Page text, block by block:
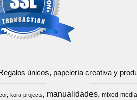
únicos, papelería creativa y
kora-projects manualidades mixed-media